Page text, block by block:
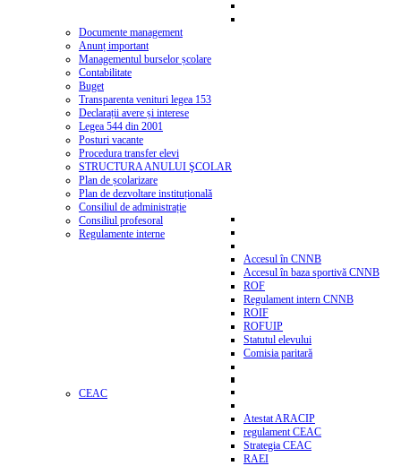
Documente management
Anunț important
Managementul burselor școlare
Contabilitate
Buget
Transparenta venituri legea 153
Declarații avere și interese
Legea 544 din 2001
Posturi vacante
Procedura transfer elevi
STRUCTURA ANULUI ŞCOLAR
Plan de școlarizare
Plan de dezvoltare instituțională
Consiliul de administrație
Consiliul profesoral
Regulamente interne
Accesul în CNNB
Accesul în baza sportivă CNNB
ROF
Regulament intern CNNB
ROIF
ROFUIP
Statutul elevului
Comisia paritară
CEAC
Atestat ARACIP
regulament CEAC
Strategia CEAC
RAEI